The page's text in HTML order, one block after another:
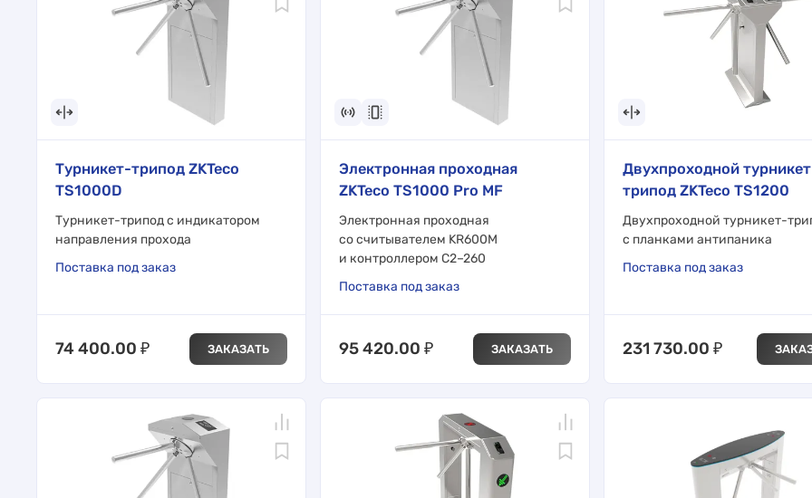
Турникет-трипод ZKTeco
TS1000D
Турникет-трипод с индикатором
направления прохода
Поставка под заказ
74 400.00 ₽ ЗАКАЗАТЬ
Электронная проходная
ZKTeco TS1000 Pro MF
Электронная проходная
со считывателем KR600M
и контроллером C2–260
Поставка под заказ
95 420.00 ₽ ЗАКАЗАТЬ
Двухпроходной
трипод ZKTeco TS1200
Двухпроходной турникет-
с планками антипаника
Поставка под заказ
231 730.00 ₽